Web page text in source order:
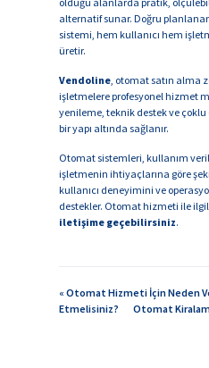
alternatif sunar. Doğru
sistemi, hem kullanıcı hem
üretir.
Vendoline, otomat satın alma
işletmelere profesyonel hizmet
yenileme, teknik destek ve
bir yapı altında sağlanır.
Otomat sistemleri, kullanım
işletmenin ihtiyaçlarına göre
kullanıcı deneyimini ve
destekler. Otomat hizmeti ile
iletişime geçebilirsiniz.
« Otomat Hizmeti İçin Neden
Etmelisiniz?
Otomat